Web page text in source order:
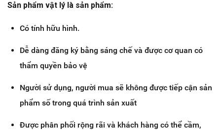
Sản phẩm vật lý là sản phẩm:
Có tính hữu hình.
Dễ dàng đăng ký bằng sáng chế và được cơ quan có
thẩm quyền bảo vệ
Người sử dụng, người mua sẽ không được tiếp cận sản
phẩm số trong quá trình sản xuất
Được phân phối rộng rãi và khách hàng có thể cầm,